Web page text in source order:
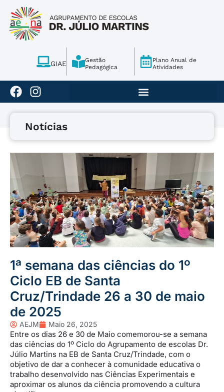
GIAE
Gestão
Pedagógica
Plano Anual de
Atividades
Notícias
1ª semana das ciências do 1º
Ciclo EB de Santa
Cruz/Trindade 26 a 30 de maio
de 2025
AEJM Maio 26, 2025
Entre os dias 26 e 30 de Maio comemorou-se a semana
das ciências do 1º Ciclo do Agrupamento de escolas Dr.
Júlio Martins na EB de Santa Cruz/Trindade, com o
objetivo de dar a conhecer à comunidade educativa o
trabalho desenvolvido nas Ciências Experimentais e
aproximar os alunos da ciência promovendo a cultura